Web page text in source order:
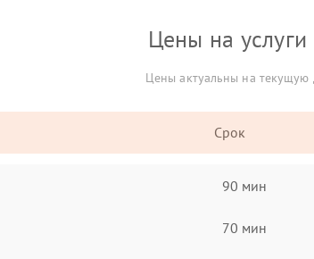
Цены на
Цены актуальны на текущую
Срок
90 мин
70 мин